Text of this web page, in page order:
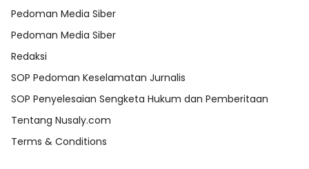
Pedoman Media Siber
Pedoman Media Siber
Redaksi
SOP Pedoman Keselamatan Jurnalis
SOP Penyelesaian Sengketa Hukum dan Pemberitaan
Tentang Nusaly.com
Terms & Conditions